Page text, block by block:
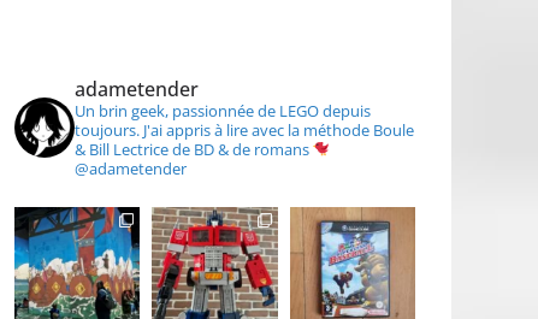
adametender
Un brin geek, passionnée de LEGO depuis
toujours. J'ai appris à lire avec la méthode Boule
& Bill Lectrice de BD & de romans
@adametender